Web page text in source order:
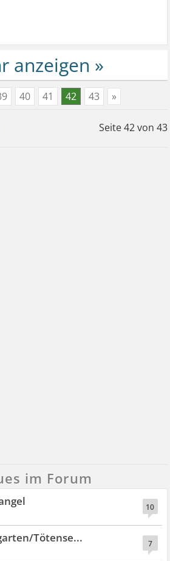
40 41 42 43 »
Seite42von 43
im Forum
10
7
Tötense...